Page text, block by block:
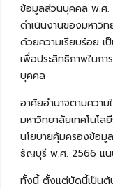
ข้อมูลส่วนบุคคล พ.ศ.
ดำเนินงานของมหาวิ
ด้วยความเรียบร้อย เ
เพื่อประสิทธิภาพในก
บุคคล
อาศัยอำนาจตามควา
มหาวิทยาลัยเทคโนโ
นโยบายคุ้มครองข้อมู
ธัญบุรี พ.ศ. 2566 แน
ทั้งนี้ ตั้งแต่บัดนี้เป็นต้